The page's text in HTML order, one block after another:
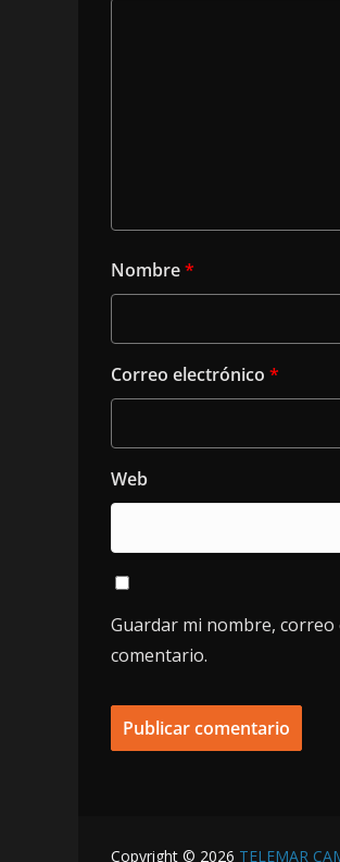
Nombre*
Correo electrónico *
Web
Guardar mi nombre,
comentario.
Copyright © 2026 TELEMAR